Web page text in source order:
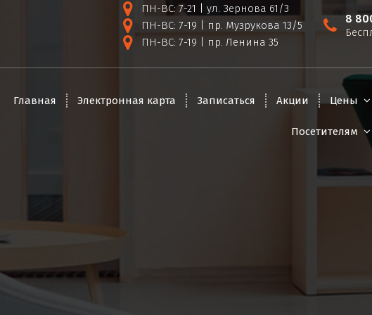
ПН-ВС: 7-21 | ул. Зернова 61/3
ПН-ВС: 7-19 | пр. Музрукова 13/5
ПН-ВС: 7-19 | пр. Ленина 35
8
Главная Электронная карта Записаться Акции Цены
Посетителям